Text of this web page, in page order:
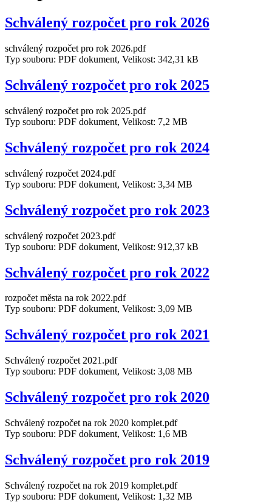
Schválený rozpočet pro rok 2026
schválený rozpočet pro rok 2026.pdf
Typ souboru: PDF dokument, Velikost: 342,31 kB
Schválený rozpočet pro rok 2025
schválený rozpočet pro rok 2025.pdf
Typ souboru: PDF dokument, Velikost: 7,2 MB
Schválený rozpočet pro rok 2024
schválený rozpočet 2024.pdf
Typ souboru: PDF dokument, Velikost: 3,34 MB
Schválený rozpočet pro rok 2023
schválený rozpočet 2023.pdf
Typ souboru: PDF dokument, Velikost: 912,37 kB
Schválený rozpočet pro rok 2022
rozpočet města na rok 2022.pdf
Typ souboru: PDF dokument, Velikost: 3,09 MB
Schválený rozpočet pro rok 2021
Schválený rozpočet 2021.pdf
Typ souboru: PDF dokument, Velikost: 3,08 MB
Schválený rozpočet pro rok 2020
Schválený rozpočet na rok 2020 komplet.pdf
Typ souboru: PDF dokument, Velikost: 1,6 MB
Schválený rozpočet pro rok 2019
Schválený rozpočet na rok 2019 komplet.pdf
Typ souboru: PDF dokument, Velikost: 1,32 MB